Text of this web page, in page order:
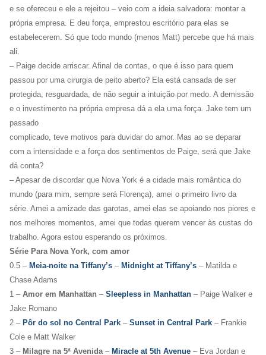
e se ofereceu e ele a rejeitou – veio com a ideia salvadora: montar a
própria empresa. E deu força, emprestou escritório para elas se
estabelecerem. Só que todo mundo (menos Matt) percebe que há mais
ali.
– Paige decide arriscar. Afinal de contas, o que é isso para quem
passou por uma cirurgia de peito aberto? Ela está cansada de ser
protegida, resguardada, de não seguir a intuição por medo. A demissão
e o investimento na própria empresa dá a ela uma força. Jake tem um
passado
complicado, teve motivos para duvidar do amor. Mas ao se deparar
com a intensidade e a força dos sentimentos de Paige, será que Jake
dá conta?
– Apesar de discordar que Nova York é a cidade mais romântica do
mundo (para mim, sempre será Florença), amei o primeiro livro da
série. Amei a amizade das garotas, amei elas se apoiando nos piores e
nos melhores momentos, amei que todas querem vencer às custas do
trabalho. Agora estou esperando os próximos.
Série Para Nova York, com amor
0.5 – Meia-noite na Tiffany’s – Midnight at Tiffany’s – Matilda e
Chase Adams
1 – Amor em Manhattan – Sleepless in Manhattan – Paige Walker e
Jake Romano
2 – Pôr do sol no Central Park – Sunset in Central Park – Frankie
Cole e Matt Walker
3 – Milagre na 5ª Avenida – Miracle at 5th Avenue – Eva Jordan e